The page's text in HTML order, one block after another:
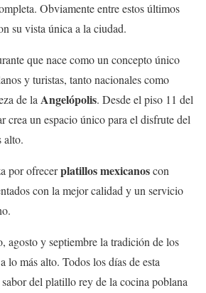
Obviamente entre estos últimos
su vista única a la ciudad.
que nace como un concepto único
y turistas, tanto nacionales como
de la Angelópolis. Desde el piso 11 del
crea un espacio único para el disfrute del
alto.
por ofrecerplatillos mexicanoscon
con la mejor calidad y un servicio
agosto y septiembre la tradición de los
lo más alto. Todos los días de esta
del platillo rey de la cocina poblana